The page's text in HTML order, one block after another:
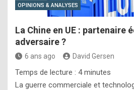
OPINIONS & ANALYSES
La Chine en UE : partenaire
adversaire ?
6 ans ago David Gersen
Temps de lecture : 4 minutes
La guerre commerciale et